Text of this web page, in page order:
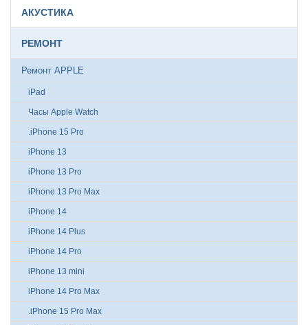
АКУСТИКА
РЕМОНТ
Ремонт APPLE
iPad
Часы Apple Watch
.iPhone 15 Pro
iPhone 13
iPhone 13 Pro
iPhone 13 Pro Max
iPhone 14
iPhone 14 Plus
iPhone 14 Pro
iPhone 13 mini
iPhone 14 Pro Max
.iPhone 15 Pro Max